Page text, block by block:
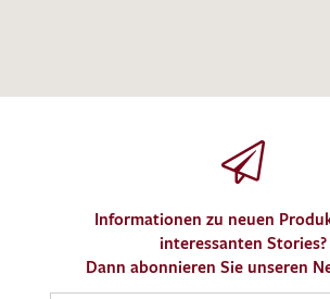
Informationen zu neuen
interessanten Stories?
Dann abonnieren Sie unseren